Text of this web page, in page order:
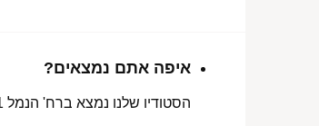
איפה אתם נמצאים?
הסטודיו שלנו נמצא ברח' הנמל 61 ראשון לציון מכאן ניתן לאסוף הזמנות, לתקן או להחליף מידה.